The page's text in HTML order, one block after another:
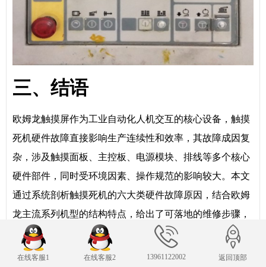
三、结语
欧姆龙触摸屏作为工业自动化人机交互的核心设备，触摸
死机硬件故障直接影响生产连续性和效率，其故障成因复
杂，涉及触摸面板、主控板、电源模块、排线等多个核心
硬件部件，同时受环境因素、操作规范的影响较大。本文
通过系统剖析触摸死机的六大类硬件故障原因，结合欧姆
龙主流系列机型的结构特点，给出了可落地的维修步骤，
补充了维修前准备、维修后校准检测及日常维护预防措
施，形成了“故障排查-维修-校准-预防”的完整体系。
在线客服1 在线客服2 13961122002 返回顶部